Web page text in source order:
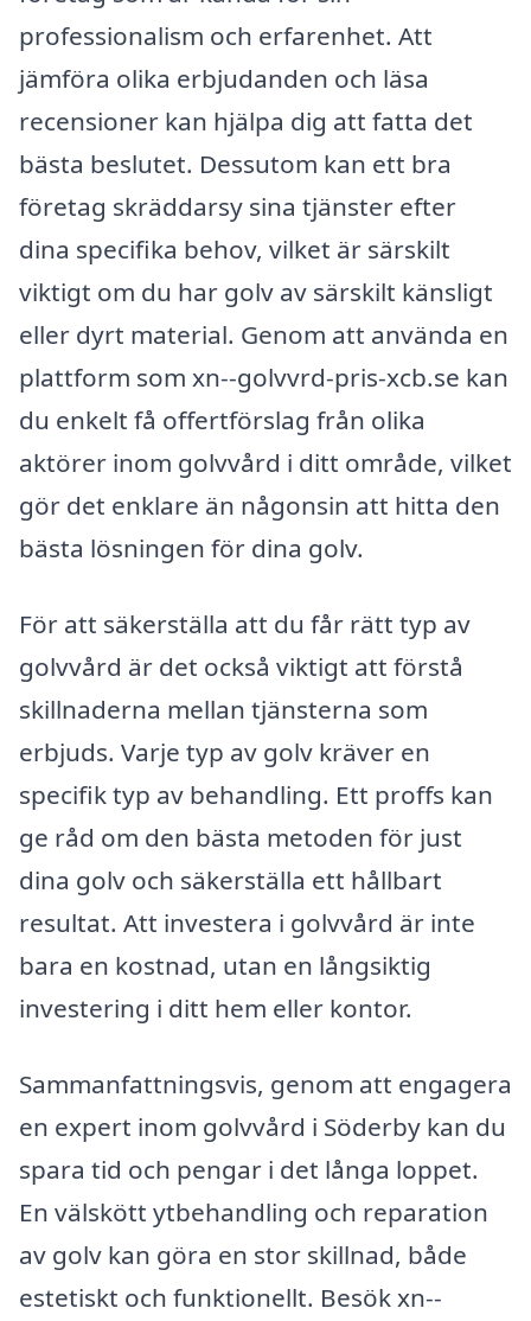
professionalism och erfarenhet. Att
jämföra olika erbjudanden och läsa
recensioner kan hjälpa dig att fatta det
bästa beslutet. Dessutom kan ett bra
företag skräddarsy sina tjänster efter
dina specifika behov, vilket är särskilt
viktigt om du har golv av särskilt känsligt
eller dyrt material. Genom att använda en
plattform som xn--golvvrd-pris-xcb.se kan
du enkelt få offertförslag från olika
aktörer inom golvvård i ditt område, vilket
gör det enklare än någonsin att hitta den
bästa lösningen för dina golv.
För att säkerställa att du får rätt typ av
golvvård är det också viktigt att förstå
skillnaderna mellan tjänsterna som
erbjuds. Varje typ av golv kräver en
specifik typ av behandling. Ett proffs kan
ge råd om den bästa metoden för just
dina golv och säkerställa ett hållbart
resultat. Att investera i golvvård är inte
bara en kostnad, utan en långsiktig
investering i ditt hem eller kontor.
Sammanfattningsvis, genom att engagera
en expert inom golvvård i Söderby kan du
spara tid och pengar i det långa loppet.
En välskött ytbehandling och reparation
av golv kan göra en stor skillnad, både
estetiskt och funktionellt. Besök xn--